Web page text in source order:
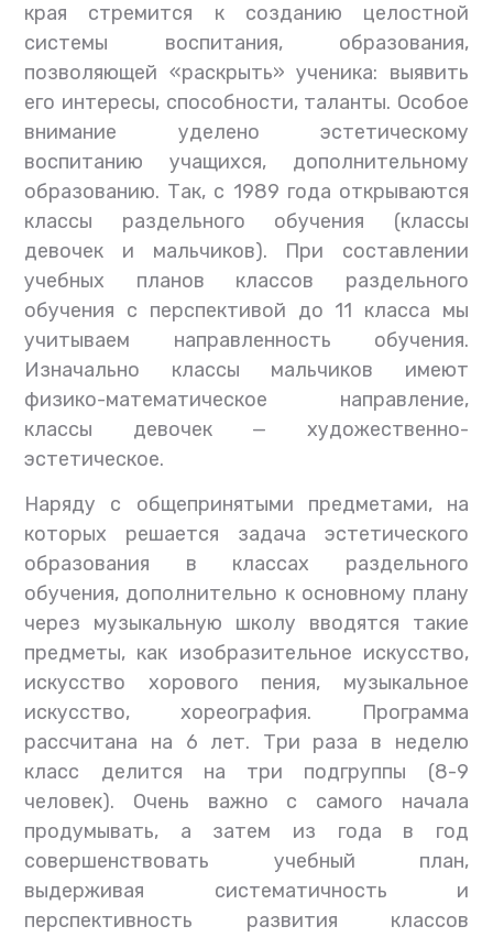
края стремится к созданию целостной
системы воспитания, образования,
позволяющей «раскрыть» ученика: выявить
его интересы, способности, таланты. Особое
внимание уделено эстетическому
воспитанию учащихся, дополнительному
образованию. Так, с 1989 года открываются
классы раздельного обучения (классы
девочек и мальчиков). При составлении
учебных планов классов раздельного
обучения с перспективой до 11 класса мы
учитываем направленность обучения.
Изначально классы мальчиков имеют
физико-математическое направление,
классы девочек — художественно-
эстетическое.
Наряду с общепринятыми предметами, на
которых решается задача эстетического
образования в классах раздельного
обучения, дополнительно к основному плану
через музыкальную школу вводятся такие
предметы, как изобразительное искусство,
искусство хорового пения, музыкальное
искусство, хореография. Программа
рассчитана на 6 лет. Три раза в неделю
класс делится на три подгруппы (8-9
человек). Очень важно с самого начала
продумывать, а затем из года в год
совершенствовать учебный план,
выдерживая систематичность и
перспективность развития классов